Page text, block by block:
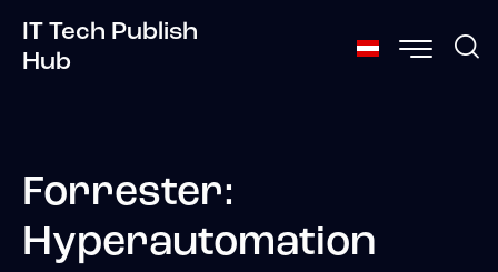
IT Tech Publish
Hub
Forrester:
Hyperautomation